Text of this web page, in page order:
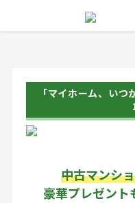
「マイホーム、い
中古マンシ
豪華プレゼント